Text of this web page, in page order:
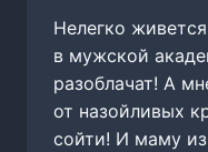
Нелегко
в мужской
разоблачат! А
от назойливых
сойти! И маму